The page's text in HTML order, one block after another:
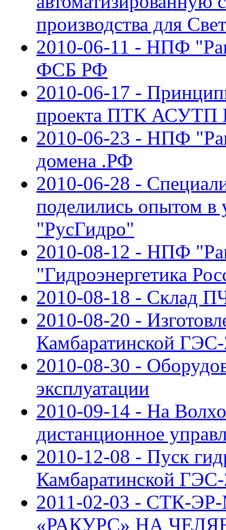
производства для
2010-06-11 - НПФ
ФСБ РФ
2010-06-17 -
проекта ПТК АСУТП
2010-06-23 - НПФ
домена .РФ
2010-06-28 -
поделились опытом
"РусГидро"
2010-08-12 - НПФ
"Гидроэнергетика
2010-08-18 - Склад
2010-08-20 -
Камбаратинской
2010-08-30 -
эксплуатации
2010-09-14 - На
дистанционное
2010-12-08 - Пуск
Камбаратинской
2011-02-03 - СТК-
«РАКУРС» НА